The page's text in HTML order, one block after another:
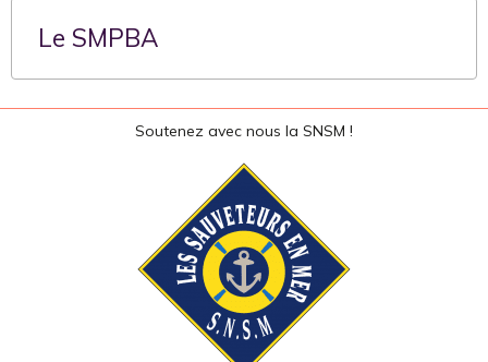
Le SMPBA
Soutenez avec nous la SNSM !